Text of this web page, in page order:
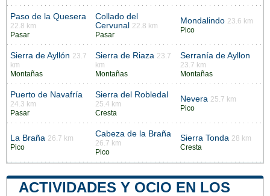
Paso de la Quesera
22.8 km
Pasar
Collado del
Cervunal
22.8 km
Pasar
Mondalindo 23.6 km
Pico
Sierra de Ayllón 23.7
km
Montañas
Sierra de Riaza 23.7
km
Montañas
Serranía de Ayllon
23.7 km
Montañas
Puerto de Navafría
24.3 km
Pasar
Sierra del Robledal
25.4 km
Cresta
Nevera 25.7 km
Pico
La Braña 26.7 km
Pico
Cabeza de la Braña
26.7 km
Pico
Sierra Tonda 28 km
Cresta
ACTIVIDADES Y OCIO EN LOS